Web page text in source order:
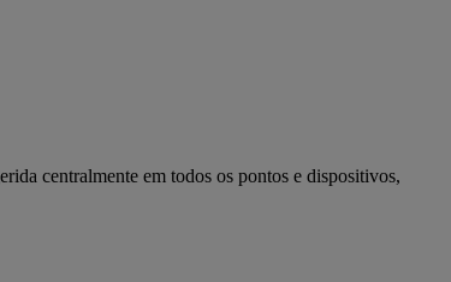
centralmente em todos os pontos e dispositivos,